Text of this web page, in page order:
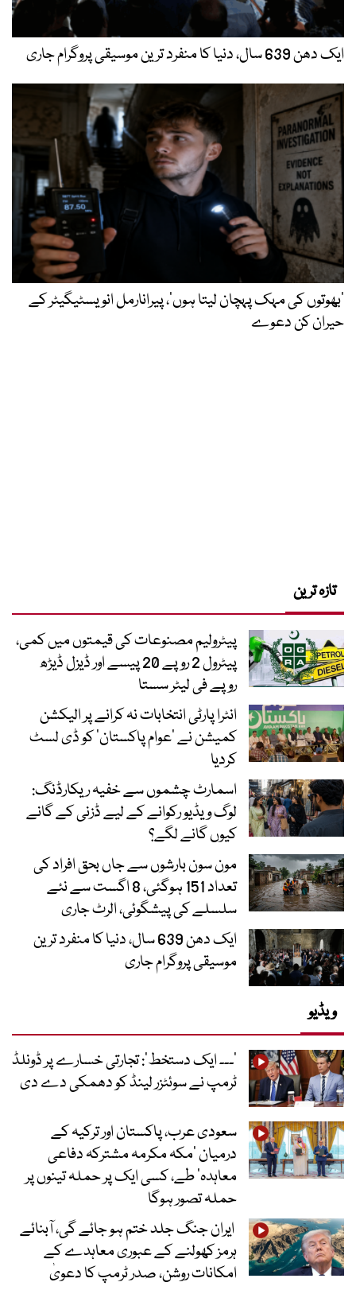
ایک دھن 639 سال، دنیا کا منفرد ترین موسیقی پروگرام جاری
‘بھوتوں کی مہک پہچان لیتا ہوں’، پیرانارمل انویسٹیگیٹر کے
حیران کن دعوے
تازہ ترین
پیٹرولیم مصنوعات کی قیمتوں میں کمی،
پیٹرول 2 روپے 20 پیسے اور ڈیزل ڈیڑھ
روپے فی لیٹر سستا
انٹرا پارٹی انتخابات نہ کرانے پر الیکشن
کمیشن نے ’عوام پاکستان‘ کو ڈی لسٹ
کردیا
اسمارٹ چشموں سے خفیہ ریکارڈنگ:
لوگ ویڈیو رکوانے کے لیے ڈزنی کے گانے
کیوں گانے لگے؟
مون سون بارشوں سے جاں بحق افراد کی
تعداد 151 ہوگئی، 8 اگست سے نئے
سلسلے کی پیشگوئی، الرٹ جاری
ایک دھن 639 سال، دنیا کا منفرد ترین
موسیقی پروگرام جاری
ویڈیو
’۔۔۔ ایک دستخط‘: تجارتی خسارے پر ڈونلڈ
ٹرمپ نے سوئٹزر لینڈ کو دھمکی دے دی
سعودی عرب، پاکستان اور ترکیہ کے
درمیان ’مکہ مکرمہ مشترکہ دفاعی
معاہدہ‘ طے، کسی ایک پر حملہ تینوں پر
حملہ تصور ہوگا
ایران جنگ جلد ختم ہو جائے گی، آبنائے
ہرمز کھولنے کے عبوری معاہدے کے
امکانات روشن، صدر ٹرمپ کا دعویٰ